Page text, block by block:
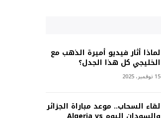
لماذا أثار فيديو أميرة الذهب مع
الخليجي كل هذا الجدل؟
15 نوفمبر، 2025
لقاء السحاب.. موعد مباراة الجزائر